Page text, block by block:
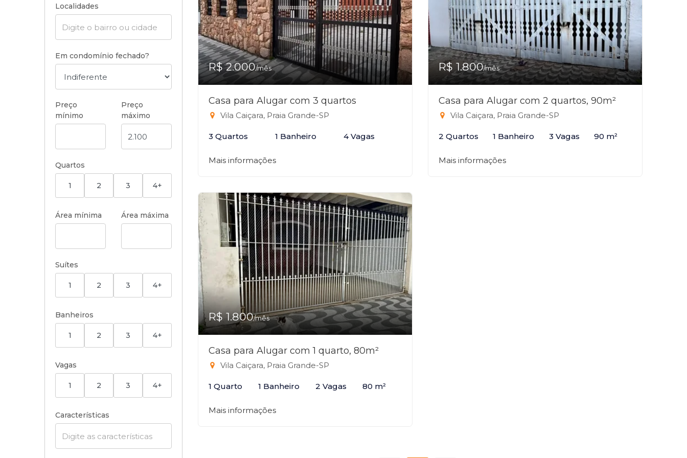
Localidades
Em condomínio fechado?
Preço
mínimo
Preço
máximo
Quartos
1 2 3 4+
Área mínima Área máxima
Suítes
1 2 3 4+
Banheiros
1 2 3 4+
Vagas
1 2 3 4+
Características
R$ 2.000/mês
Casa para Alugar com 3 quartos
Vila Caiçara, Praia Grande-SP
3 Quartos 1 Banheiro 4 Vagas
Mais informações
R$ 1.800/mês
Casa para Alugar com 2 quartos, 90m²
Vila Caiçara, Praia Grande-SP
2 Quartos 1 Banheiro 3 Vagas 90 m²
Mais informações
R$ 1.800/mês
Casa para Alugar com 1 quarto, 80m²
Vila Caiçara, Praia Grande-SP
1 Quarto 1 Banheiro 2 Vagas 80 m²
Mais informações